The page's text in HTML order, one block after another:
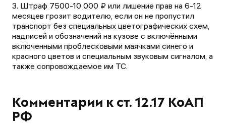
3. Штраф 7500-10 000 ₽ или лишение прав на 6-12
месяцев грозит водителю, если он не пропустил
транспорт без специальных цветографических схем,
надписей и обозначений на кузове с включёнными
включенными проблесковыми маячками синего и
красного цветов и специальным звуковым сигналом, а
также сопровождаемое им ТС.
Комментарии к ст. 12.17 КоАП
РФ